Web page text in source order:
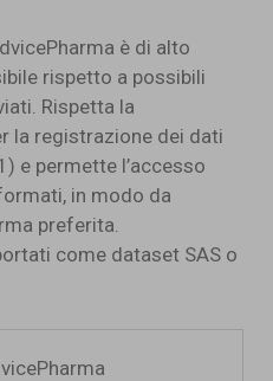
è di alto
rispetto a possibili
Rispetta la
la registrazione dei dati
e permette l’accesso
in modo da
preferita.
come dataset SAS o